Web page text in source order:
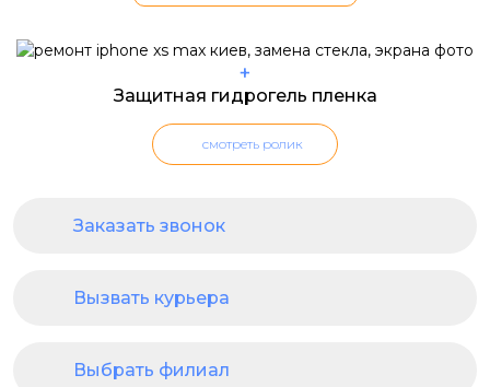
+
Защитная гидрогель пленка
смотреть ролик
Заказать звонок
Вызвать курьера
Выбрать филиал